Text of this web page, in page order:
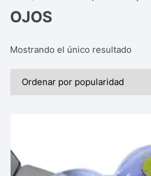
OJOS
Mostrando el único resultado